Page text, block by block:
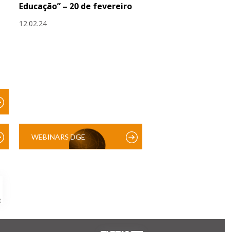
Educação” – 20 de fevereiro
12.02.24
WEBINARS DGE